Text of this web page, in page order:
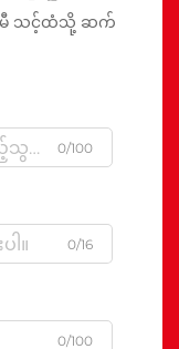
မီ သင့်ထံသို့ ဆက်
0/100
0/16
0/100